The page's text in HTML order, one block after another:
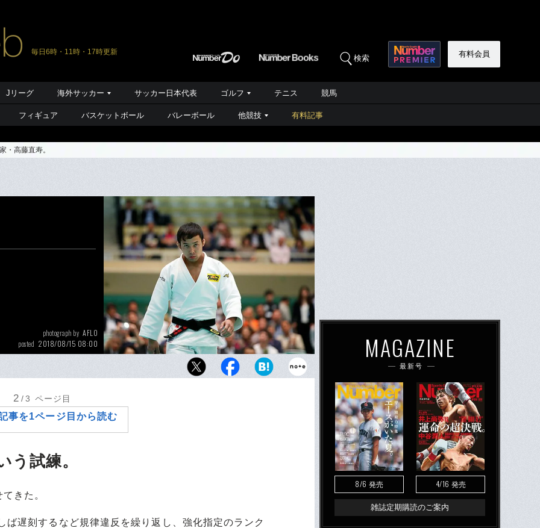
毎日6時・11時・17時更新
検索 有料会員
Jリーグ 海外サッカー サッカー日本代表 ゴルフ テニス 競馬
フィギュア バスケットボール バレーボール 他競技 有料記事
・高藤直寿。
photograph by AFLO
posted 2018/08/15 08:00
高藤直寿は、9月20日からアゼルバイジャンで開催される
2 /3 ページ目
事を1ページ目から読む
う試練。
きた。
遅刻するなど規律違反を繰り返し、強化指定のランク
MAGAZINE
最新号
8/6 発売 4/16 発売
雑誌定期購読のご案内